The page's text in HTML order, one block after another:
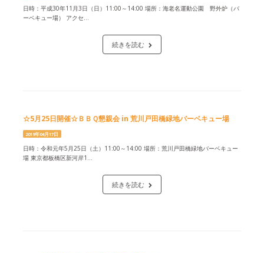
日時：平成30年11月3日（日）11:00～14:00 場所：海老名運動公園 野外炉（バ
ーベキュー場） アクセ...
続きを読む
☆5月25日開催☆ＢＢＱ懇親会 in 荒川戸田橋緑地バーベキュー場
2019年04月17日
日時：令和元年5月25日（土）11:00～14:00 場所：荒川戸田橋緑地バーベキュー
場 東京都板橋区新河岸1...
続きを読む